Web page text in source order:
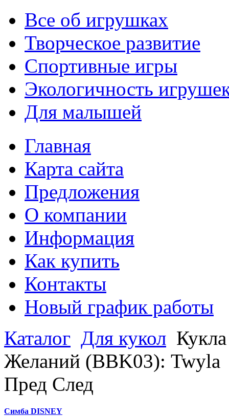
Все об игрушках
Творческое развитие
Спортивные игры
Экологичность
Для малышей
Главная
Карта сайта
Предложения
О компании
Информация
Как купить
Контакты
Новый график работы
Каталог Для кукол
Желаний (BBK03): Twyla
Пред След
Симба DISNEY